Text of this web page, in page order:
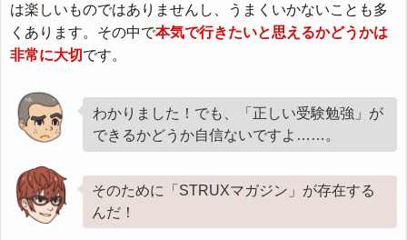
は楽しいものではありませんし、うまくいかないことも多
くあります。その中で本気で行きたいと思えるかどうかは
非常に大切です。
わかりました！でも、「正しい受験勉強」が
できるかどうか自信ないですよ……。
そのために「STRUXマガジン」が存在する
んだ！